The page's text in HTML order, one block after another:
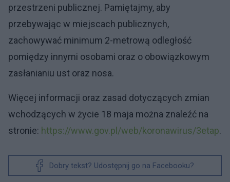
przestrzeni publicznej. Pamiętajmy, aby
przebywając w miejscach publicznych,
zachowywać minimum 2-metrową odległość
pomiędzy innymi osobami oraz o obowiązkowym
zasłanianiu ust oraz nosa.
Więcej informacji oraz zasad dotyczących zmian
wchodzących w życie 18 maja można znaleźć na
stronie: https://www.gov.pl/web/koronawirus/3etap.
Dobry tekst? Udostępnij go na Facebooku?